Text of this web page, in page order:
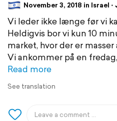
November 3, 2018 in Israel ⋅
Vi leder ikke længe før vi
Heldigvis bor vi kun 10
market, hvor der er
Vi ankommer på en
Read more
See translation